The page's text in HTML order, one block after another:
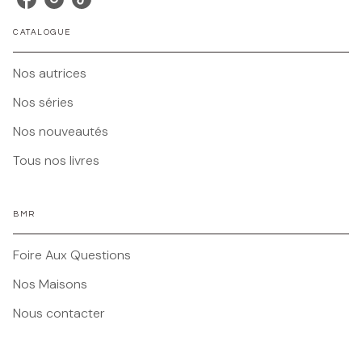
CATALOGUE
Nos autrices
Nos séries
Nos nouveautés
Tous nos livres
BMR
Foire Aux Questions
Nos Maisons
Nous contacter